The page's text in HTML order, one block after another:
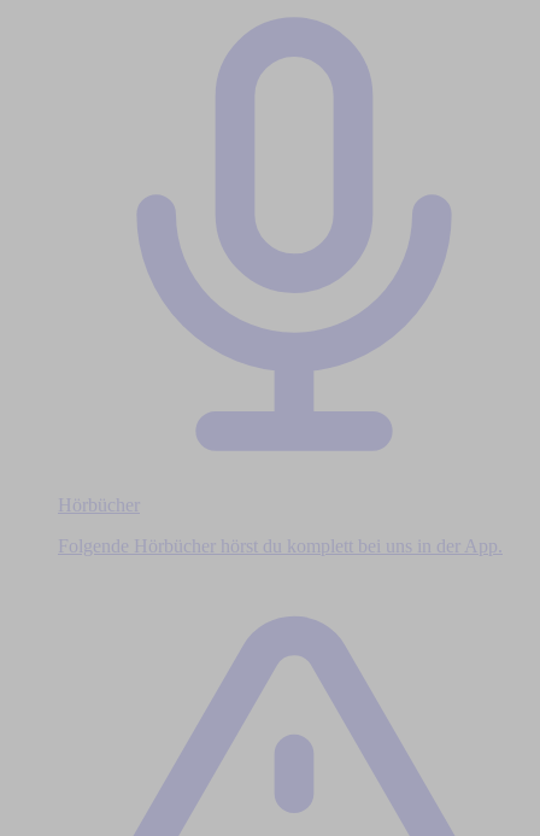
Hörbücher
Folgende Hörbücher hörst du komplett bei uns in der App.